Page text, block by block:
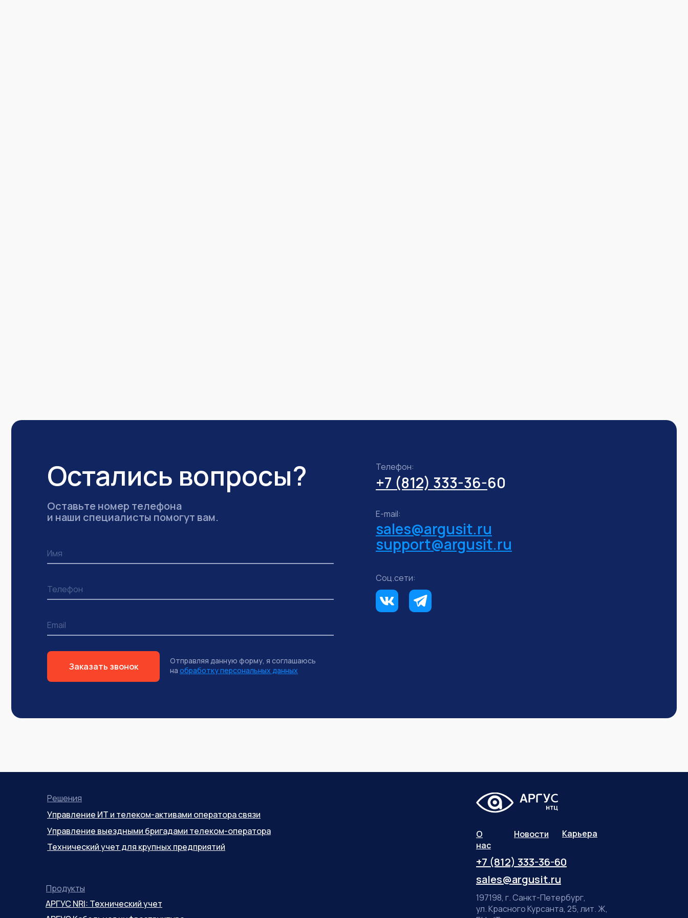
Остались вопросы?
Оставьте номер телефона
и наши специалисты помогут вам.
Заказать звонок
+7 (812) 333-36-60
Телефон:
E-mail:
Соц.сети:
support@argusit.ru
sales@argusit.ru
Отправляя данную форму, я соглашаюсь
на обработку персональных данных
Решения
Продукты
Управление ИТ и телеком-активами оператора связи
О
нас
+7 (812) 333-36-60
sales@argusit.ru
Новости Карьера
197198, г. Санкт-Петербург,
ул. Красного Курсанта, 25, лит. Ж,
Управление выездными бригадами телеком-оператора
АРГУС NRI: Технический учет
Технический учет для крупных предприятий